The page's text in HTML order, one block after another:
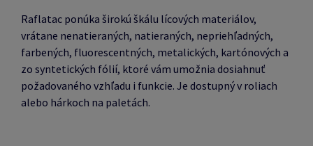
Raflatac ponúka širokú škálu lícových materiálov,
vrátane nenatieraných, natieraných, nepriehľadných,
farbených, fluorescentných, metalických, kartónových a
zo syntetických fólií, ktoré vám umožnia dosiahnuť
požadovaného vzhľadu i funkcie. Je dostupný v roliach
alebo hárkoch na paletách.